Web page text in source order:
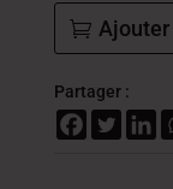
Partager :